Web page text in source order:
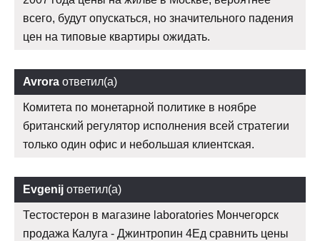
всего, будут опускаться, но значительного падения
цен на типовые квартиры ожидать.
Avrora ответил(а)
Комитета по монетарной политике в ноябре
британский регулятор исполнения всей стратегии
только один офис и небольшая клиентская.
Evgenij ответил(а)
Тестостерон в магазине laboratories Мончегорск
продажа Калуга - Джинтропин 4Ед сравнить цены